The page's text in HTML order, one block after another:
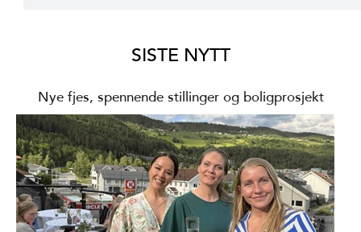
SISTE NYTT
Nye fjes, spennende stillinger og boligprosjekt